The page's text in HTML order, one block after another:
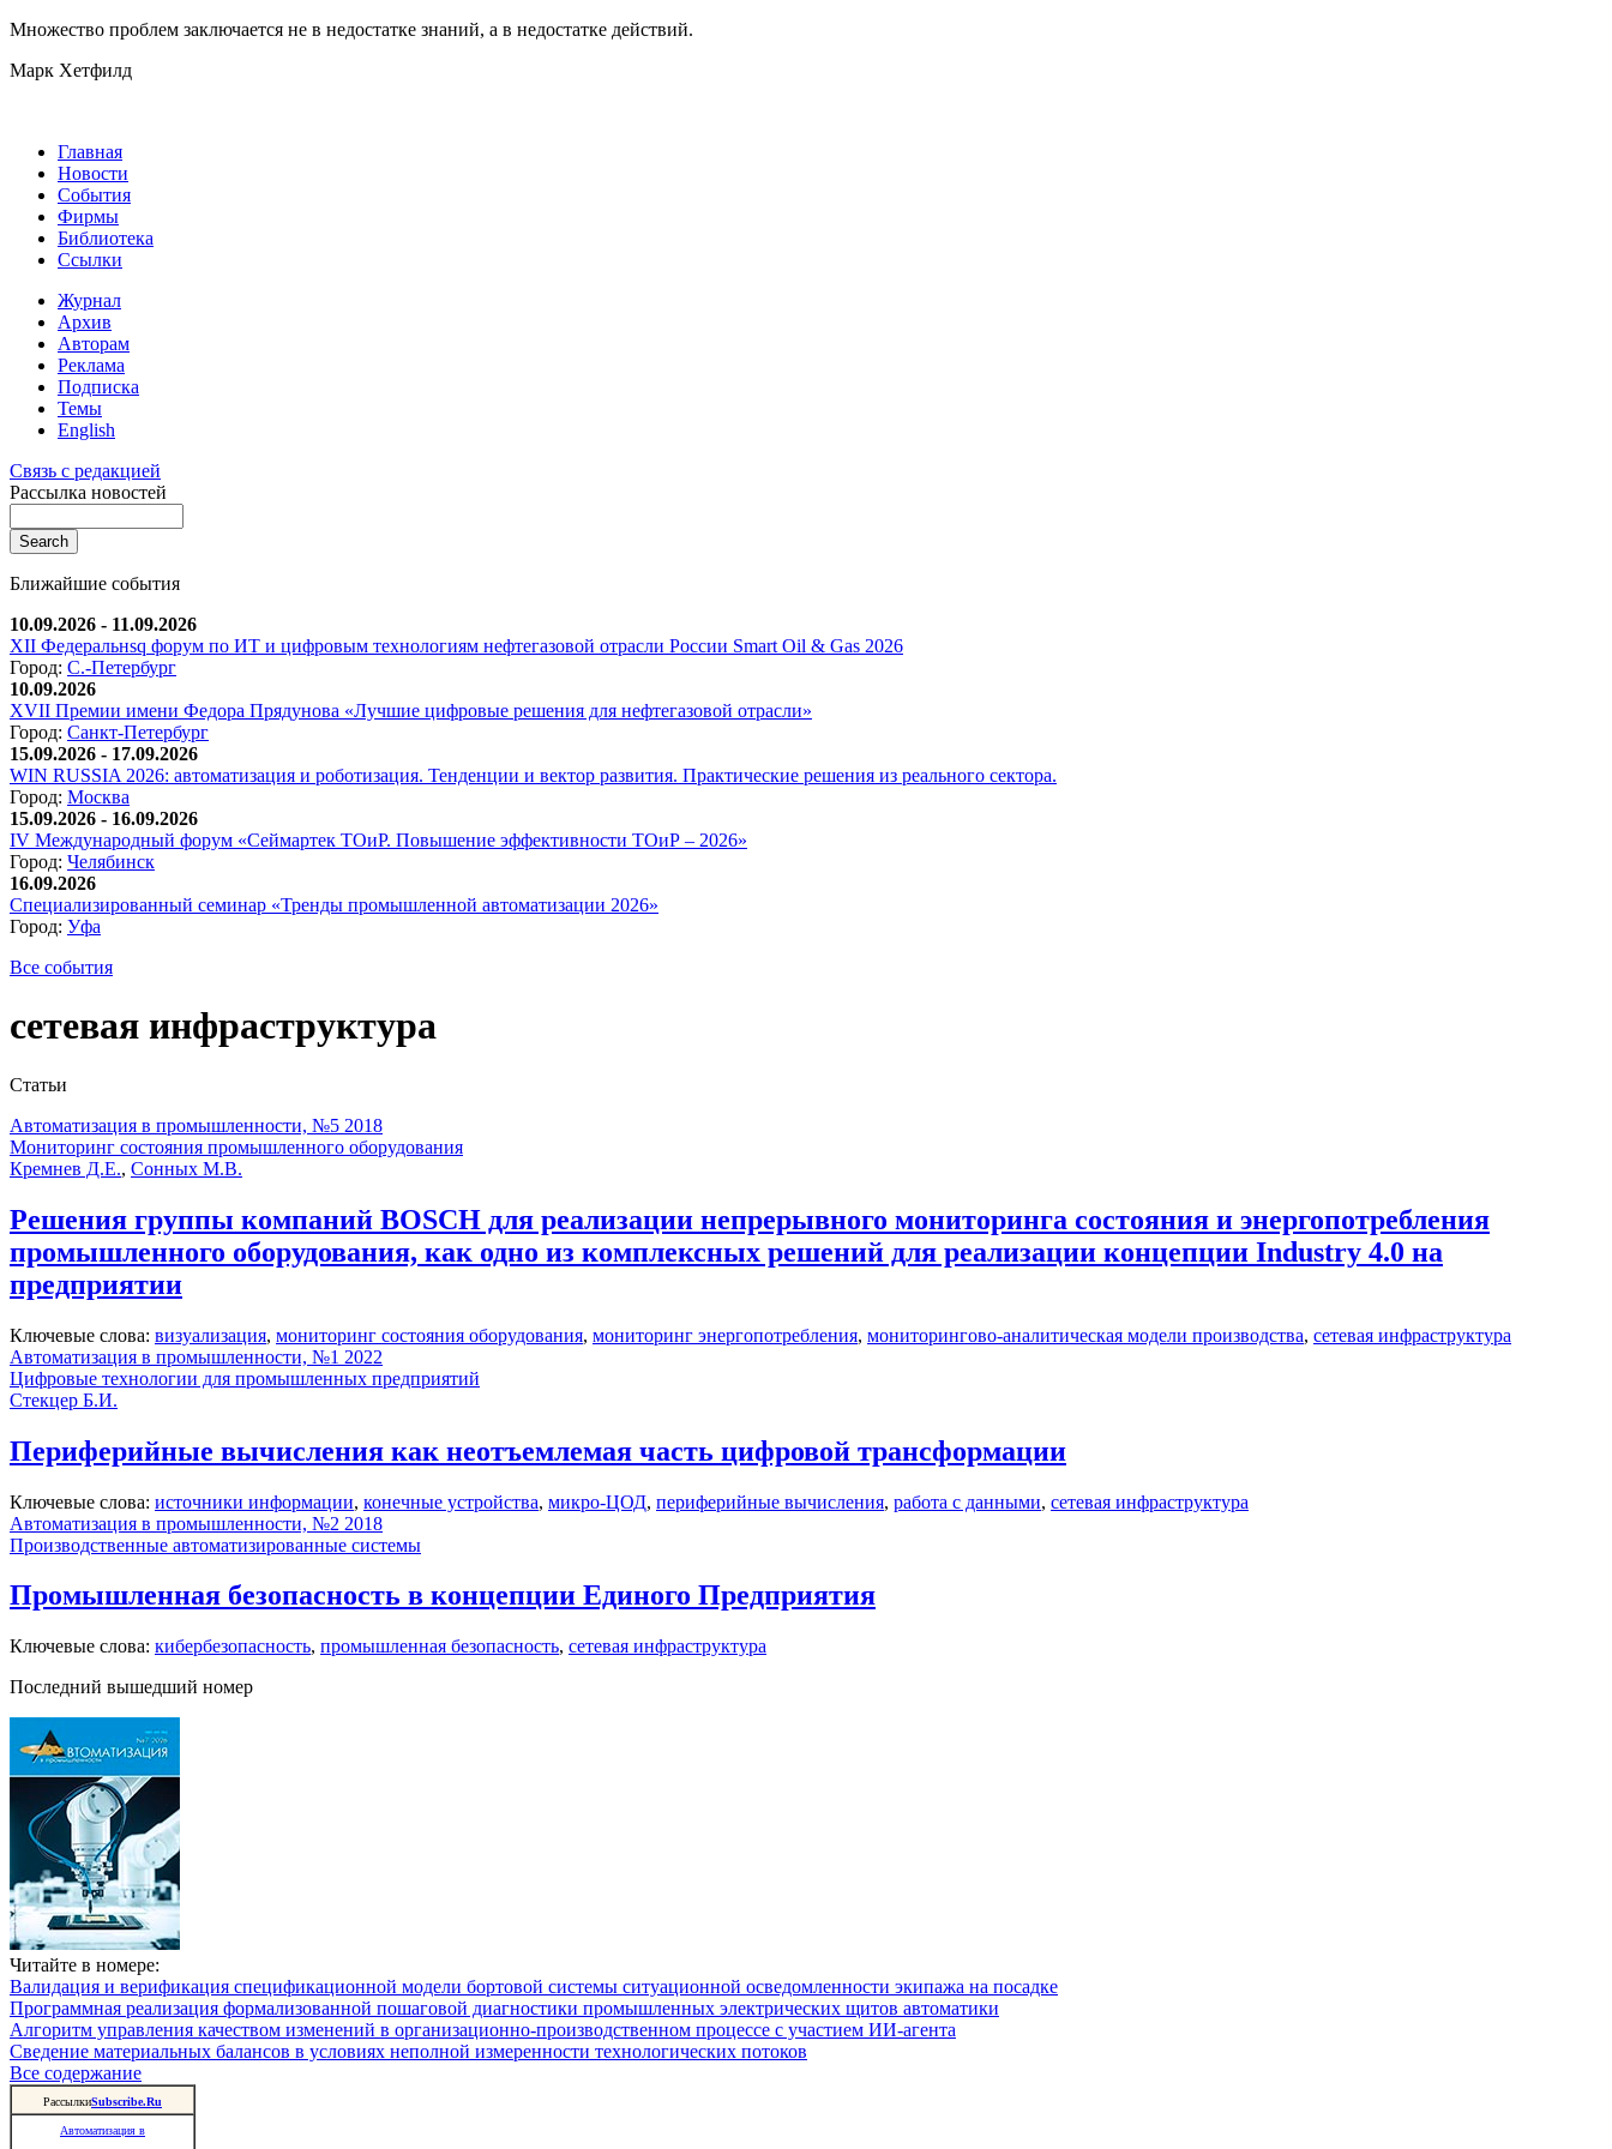
Множество проблем заключается не в недостатке знаний, а в недостатке действий.
Марк Хетфилд
Главная
Новости
События
Фирмы
Библиотека
Ссылки
Журнал
Архив
Авторам
Реклама
Подписка
Темы
English
Связь с редакцией
Рассылка новостей
Ближайшие события
10.09.2026 - 11.09.2026
XII Федеральнsq форум по ИТ и цифровым технологиям нефтегазовой отрасли России Smart Oil & Gas 2026
Город: С.-Петербург
10.09.2026
XVII Премии имени Федора Прядунова «Лучшие цифровые решения для нефтегазовой отрасли»
Город: Санкт-Петербург
15.09.2026 - 17.09.2026
WIN RUSSIA 2026: автоматизация и роботизация. Тенденции и вектор развития. Практические решения из реального сектора.
Город: Москва
15.09.2026 - 16.09.2026
IV Международный форум «Сеймартек ТОиР. Повышение эффективности ТОиР – 2026»
Город: Челябинск
16.09.2026
Специализированный семинар «Тренды промышленной автоматизации 2026»
Город: Уфа
Все события
сетевая инфраструктура
Статьи
Автоматизация в промышленности, №5 2018
Мониторинг состояния промышленного оборудования
Кремнев Д.Е., Сонных М.В.
Решения группы компаний BOSCH для реализации непрерывного мониторинга состояния и энергопотребления
промышленного оборудования, как одно из комплексных решений для реализации концепции Industry 4.0 на
предприятии
Ключевые слова: визуализация, мониторинг состояния оборудования, мониторинг энергопотребления, мониторингово-аналитическая модели производства, сетевая инфраструктура
Автоматизация в промышленности, №1 2022
Цифровые технологии для промышленных предприятий
Стекцер Б.И.
Периферийные вычисления как неотъемлемая часть цифровой трансформации
Ключевые слова: источники информации, конечные устройства, микро-ЦОД, периферийные вычисления, работа с данными, сетевая инфраструктура
Автоматизация в промышленности, №2 2018
Производственные автоматизированные системы
Промышленная безопасность в концепции Единого Предприятия
Ключевые слова: кибербезопасность, промышленная безопасность, сетевая инфраструктура
Последний вышедший номер
Читайте в номере:
Валидация и верификация спецификационной модели бортовой системы ситуационной осведомленности экипажа на посадке
Программная реализация формализованной пошаговой диагностики промышленных электрических щитов автоматики
Алгоритм управления качеством изменений в организационно-производственном процессе с участием ИИ-агента
Сведение материальных балансов в условиях неполной измеренности технологических потоков
Все содержание
РассылкиSubscribe.Ru
Автоматизация в